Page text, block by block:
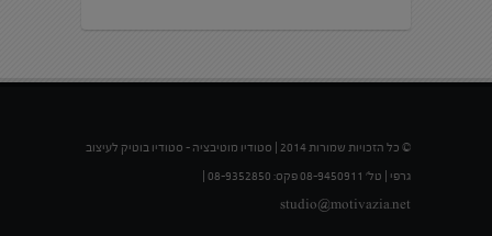
© כל הזכויות שמורות 2014 | סטודיו מוטיבציה – סטודיו בוטיק לעיצוב
studio@motivazia.net